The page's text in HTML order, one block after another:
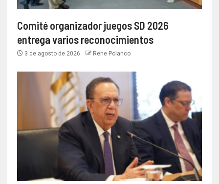
Comité organizador juegos SD 2026
entrega varios reconocimientos
3 de agosto de 2026 Rene Polanco